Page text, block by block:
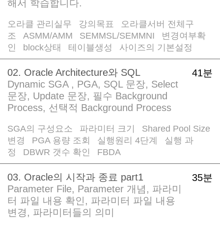
해서 학습합니다.
오라클 관리실무 강의목표
오라클서버 전체구
조
ASMM/AMM SEMMSL/SEMMNI
변경여부확
인
block상태 테이블생성 사이즈의 기본설정
41분
02. Oracle Architecture와 SQL
Dynamic SGA , PGA, SQL 문장, Select
문장, Update 문장, 필수 Background
Process, 선택적 Background Process
SGA의 구성요소 파라미터 크기
Shared Pool Size
변경
PGA 용량 조회 실행원리 4단계
실행 과
정
DBWR 갯수 확인 FBDA
35분
03. Oracle의 시작과 종료 part1
Parameter File, Parameter 개념, 파라미
터 파일 내용 확인, 파라미터 파일 내용
변경, 파라미터들의 의미